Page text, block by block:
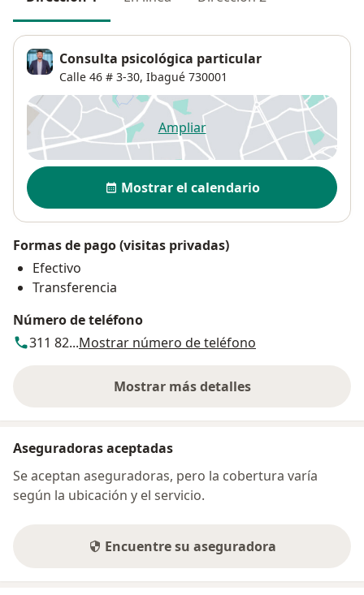
Consulta psicológica particular
Calle 46 # 3-30, Ibagué 730001
Ampliarse abre en una nueva
Disponibilidad
Mostrar el calendario
Formas de pago (visitas privadas)
Efectivo
Transferencia
Número de teléfono
311 82...Mostrar número de teléfono
Mostrar más detalles
sobre la dirección
Aseguradoras aceptadas
Se aceptan aseguradoras, pero la cobertura varía
según la ubicación y el servicio.
Encuentre su aseguradora